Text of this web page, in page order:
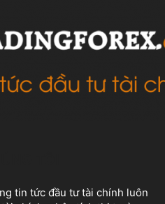
tin tức đầu tư tài chính luôn